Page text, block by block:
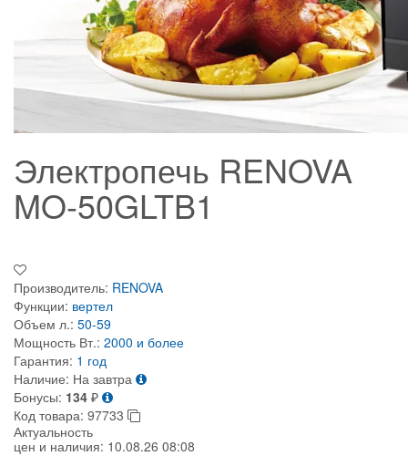
Электропечь RENOVA
MO-50GLTB1
Производитель: RENOVA
Функции: вертел
Объем л.: 50-59
Мощность Вт.: 2000 и более
Гарантия: 1 год
Наличие: На завтра
Бонусы: 134 ₽
Код товара: 97733
Актуальность
цен и наличия: 10.08.26 08:08